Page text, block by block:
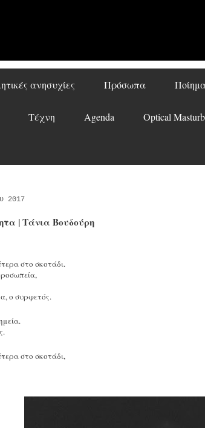
ανησυχίες Πρόσωπα
Τέχνη Agenda Optical
2017
| Τάνια Βουδούρη
στο σκοτάδι.
ο συρφετός.
στο σκοτάδι,